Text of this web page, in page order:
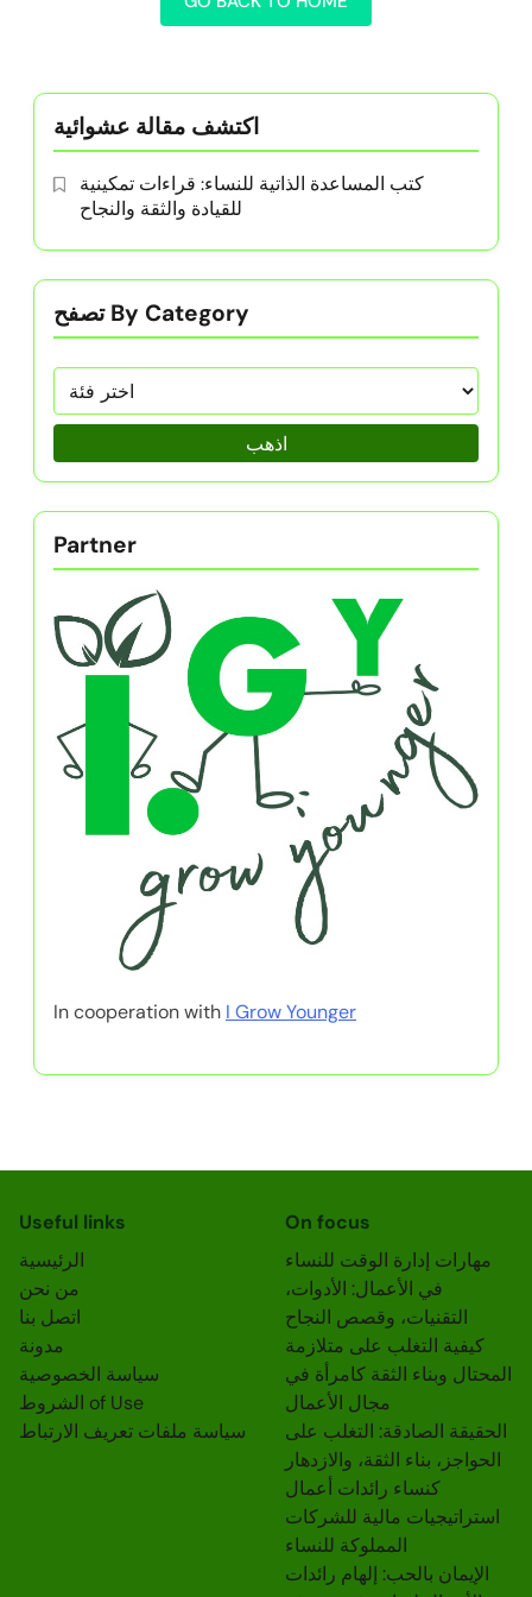
اكتشف مقالة عشوائية
كتب المساعدة الذاتية للنساء: قراءات تمكينية
للقيادة والثقة والنجاح
تصفح By Category
اذهب
Partner
In cooperation with I Grow Younger
Useful links
الرئيسية
من نحن
اتصل بنا
مدونة
سياسة الخصوصية
الشروط of Use
سياسة ملفات تعريف الارتباط
On focus
مهارات إدارة الوقت للنساء
في الأعمال: الأدوات،
التقنيات، وقصص النجاح
كيفية التغلب على متلازمة
المحتال وبناء الثقة كامرأة في
مجال الأعمال
الحقيقة الصادقة: التغلب على
الحواجز، بناء الثقة، والازدهار
كنساء رائدات أعمال
استراتيجيات مالية للشركات
المملوكة للنساء
الإيمان بالحب: إلهام رائدات